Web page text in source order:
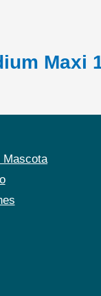
Maxi
Mascota